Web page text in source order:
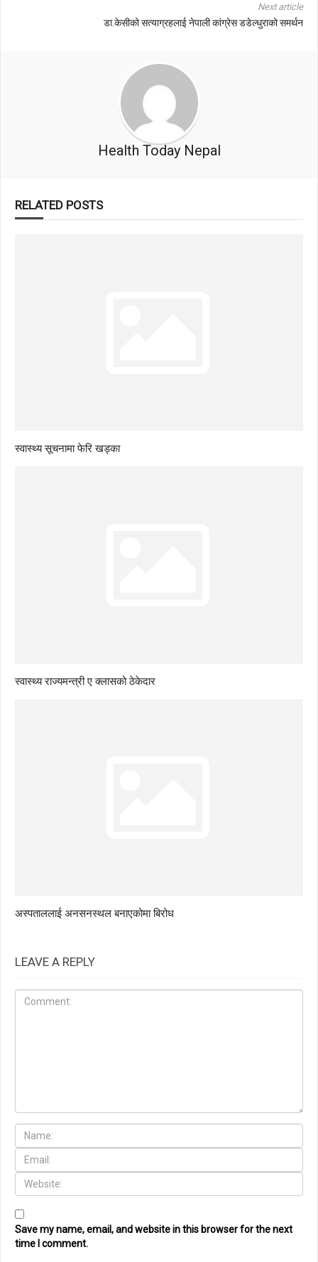
Next article
डा.केसीको सत्याग्रहलाई नेपाली कांग्रेस डडेल्धुराको समर्थन
Health Today Nepal
RELATED POSTS
स्वास्थ्य सूचनामा फेरि खड्का
स्वास्थ्य राज्यमन्त्री ए क्लासको ठेकेदार
अस्पताललाई अनसनस्थल बनाएकोमा बिरोध
LEAVE A REPLY
Save my name, email, and website in this browser for the next
time I comment.